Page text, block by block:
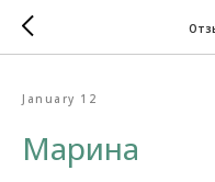
January 12
Марина